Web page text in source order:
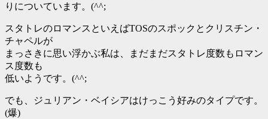
りについています。(^^;
スタトレのロマンスといえばTOSのスポックとクリスチン・
チャペルが
まっさきに思い浮かぶ私は、まだまだスタトレ度数もロマン
ス度数も
低いようです。(^^;
でも、ジュリアン・ベイシアはけっこう好みのタイプです。
(爆)